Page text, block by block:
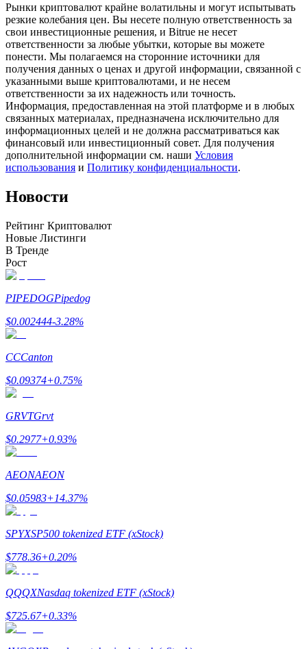
Станьте копи-трейдером
Наслаждайтесь распределением прибыли и комиссиями
за копи-трейдинг
Анализ больших данных, включая торговую информацию
и т. д.
Гид
Руководство для начинающих по фьючерсам
Узнайте, как оставаться прибыльным
Рынки криптовалют крайне волатильны и могут испытывать
резкие колебания цен. Вы несете полную ответственность за
свои инвестиционные решения, и Bitrue не несет
ответственности за любые убытки, которые вы можете
понести. Мы полагаемся на сторонние источники для
получения данных о ценах и другой информации, связанной с
указанными выше криптовалютами, и не несем
ответственности за их надежность или точность.
Информация, предоставленная на этой платформе и в любых
связанных материалах, предназначена исключительно для
информационных целей и не должна рассматриваться как
финансовый или инвестиционный совет. Для получения
дополнительной информации см. наши Условия
использования и Политику конфиденциальности.
Новости
Рейтинг Криптовалют
Новые Листинги
В Тренде
Рост
PIPEDOGPipedog
$0.002444-3.28%
CCCanton
$0.09374+0.75%
GRVTGrvt
$0.2977+0.93%
AEONAEON
$0.05983+14.37%
SPYXSP500 tokenized ETF (xStock)
$778.36+0.20%
QQQXNasdaq tokenized ETF (xStock)
$725.67+0.33%